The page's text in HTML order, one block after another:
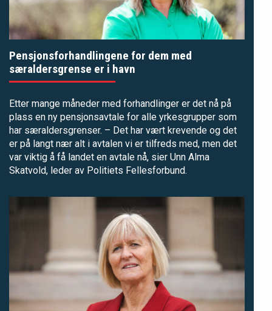
Pensjonsforhandlingene for dem med
særaldersgrense er i havn
Etter mange måneder med forhandlinger er det nå på
plass en ny pensjonsavtale for alle yrkesgrupper som
har særaldersgrenser. – Det har vært krevende og det
er på langt nær alt i avtalen vi er tilfreds med, men det
var viktig å få landet en avtale nå, sier Unn Alma
Skatvold, leder av Politiets Fellesforbund.